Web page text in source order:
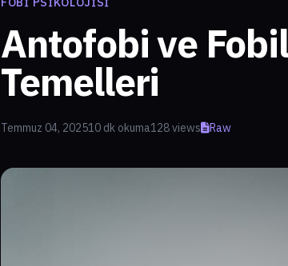
Antofobi ve
Temelleri
Temmuz 04, 202510 dk okuma128 views Raw